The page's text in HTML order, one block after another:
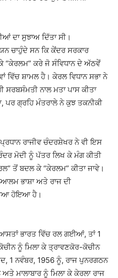
ਦਾ ਸੁਝਾਅ ਦਿੱਤਾ ਸੀ।
ਚਾਹੁੰਦੇ ਸਨ ਕਿ ਕੇਂਦਰ ਸਰਕਾਰ
“ਕੇਰਲਮ” ਕਰੇ ਜੋ ਸੰਵਿਧਾਨ ਦੇ ਅੱਠਵੇਂ
ਵਿੱਚ ਸ਼ਾਮਲ ਹੈ। ਕੇਰਲ ਵਿਧਾਨ ਸਭਾ ਨੇ
ਨਾਲ ਮਤਾ ਪਾਸ ਕੀਤਾ
ਗ੍ਰਹਿ ਮੰਤਰਾਲੇ ਨੇ ਕੁਝ ਤਕਨੀਕੀ
ਰਾਜੀਵ ਚੰਦਰਸ਼ੇਖਰ ਨੇ ਵੀ ਇਸ
ਮੋਦੀ ਨੂੰ ਪੱਤਰ ਲਿਖ ਕੇ ਮੰਗ ਕੀਤੀ
ਤੋਂ ਬਦਲ ਕੇ “ਕੇਰਲਮ” ਕੀਤਾ ਜਾਵੇ।
ਭਾਸ਼ਾ ਅਤੇ ਰਾਜ ਦੀ
ਹੋਇਆ ਹੈ।
ਭਾਰਤ ਵਿੱਚ ਰਲ ਗਈਆਂ, ਤਾਂ 1
ਨੂੰ ਮਿਲਾ ਕੇ ਤ੍ਰਾਵਣਕੋਰ-ਕੋਚੀਨ
1 ਨਵੰਬਰ, 1956 ਨੂੰ, ਰਾਜ ਪੁਨਰਗਠਨ
ਮਾਲਾਬਾਰ ਨੂੰ ਮਿਲਾ ਕੇ ਕੇਰਲਾ ਰਾਜ